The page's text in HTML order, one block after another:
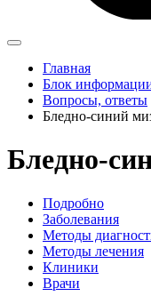
Главная
Блок
Вопросы, ответы
Бледно-синий
Бледно-
Подробно
Заболевания
Методы
Методы лечения
Клиники
Врачи